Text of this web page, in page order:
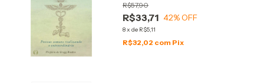
R$33,71
R$57,90
42% OFF
8x de R$5,11
R$32,02 com Pix